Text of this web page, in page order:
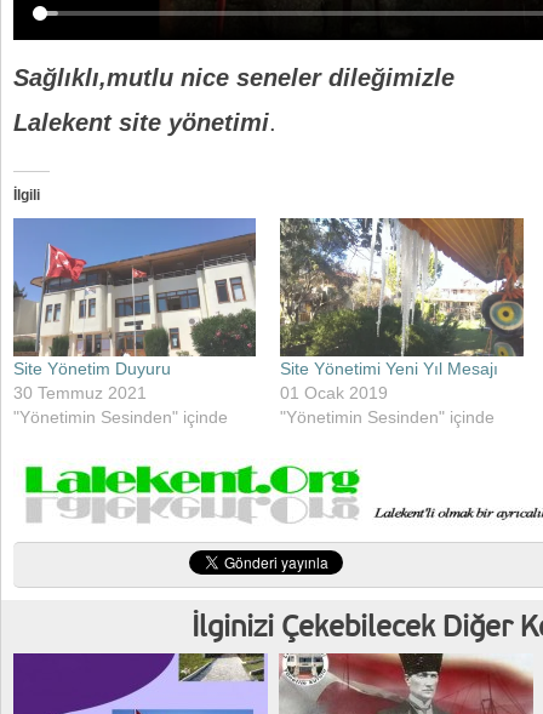
Sağlıklı,mutlu nice seneler dileğimizle
Lalekent site yönetimi.
İlgili
Site Yönetim Duyuru
30 Temmuz 2021
"Yönetimin Sesinden" içinde
Site Yönetimi Yeni Yıl Mesajı
01 Ocak 2019
"Yönetimin Sesinden" içinde
İlginizi Çekebilecek Diğer